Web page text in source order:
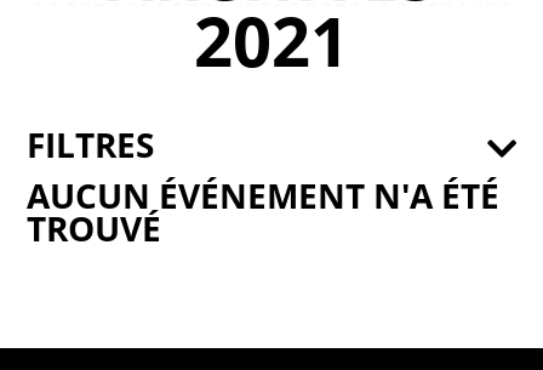
2021
AUCUN ÉVÉNEMENT N'A ÉTÉ
TROUVÉ
FILTRES